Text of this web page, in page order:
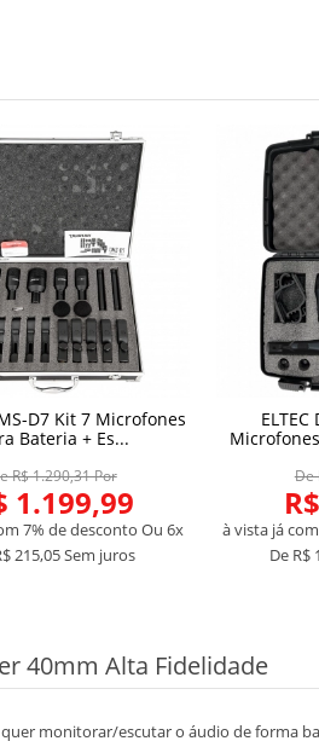
D7 Kit 7 Microfones
Bateria + Es...
R$ 1.290,31 Por
1.199,99
7% de desconto Ou 6x
215,05Sem juros
De
à vista já
De R$
40mm Alta Fidelidade
monitorar/escutar o áudio de forma